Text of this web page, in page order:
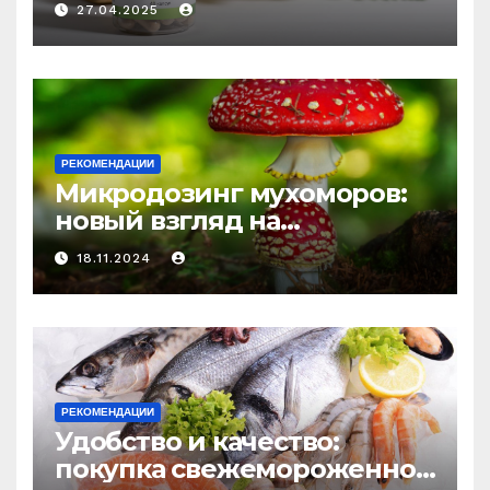
средство против усталости
и истощения
27.04.2025
РЕКОМЕНДАЦИИ
Микродозинг мухоморов:
новый взгляд на
психоделику
18.11.2024
РЕКОМЕНДАЦИИ
Удобство и качество:
покупка свежемороженной